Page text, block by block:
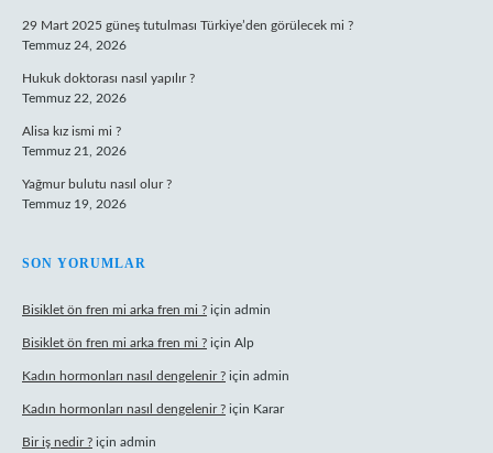
29 Mart 2025 güneş tutulması Türkiye’den görülecek mi ?
Temmuz 24, 2026
Hukuk doktorası nasıl yapılır ?
Temmuz 22, 2026
Alisa kız ismi mi ?
Temmuz 21, 2026
Yağmur bulutu nasıl olur ?
Temmuz 19, 2026
SON YORUMLAR
Bisiklet ön fren mi arka fren mi ? için admin
Bisiklet ön fren mi arka fren mi ? için Alp
Kadın hormonları nasıl dengelenir ? için admin
Kadın hormonları nasıl dengelenir ? için Karar
Bir iş nedir ? için admin